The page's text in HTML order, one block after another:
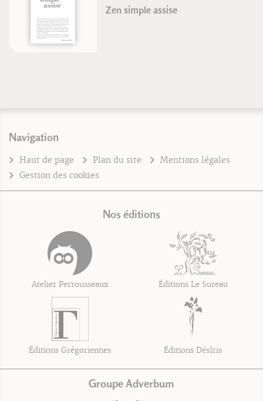
Zen simple assise
Navigation
Haut de page Plan du site
Mentions légales
Gestion des cookies
Nos éditions
Atelier Perrousseaux Éditions Le Sureau
Éditions Grégoriennes Éditions DésIris
Groupe Adverbum